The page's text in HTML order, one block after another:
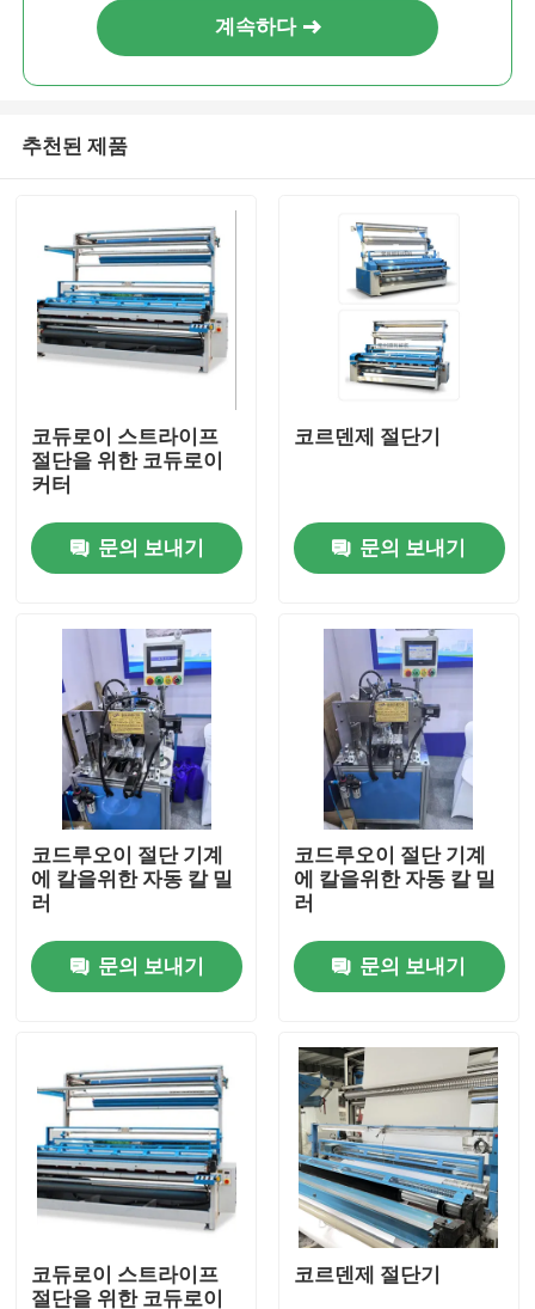
제품
우리에 대하여
공장 여행
품질 관리
문의하기
소식
인용문을 요구하세요
코르덴제 절단기
직물 그을음 기계
계속하다
추천된 제품
코듀로이 스트라이프
절단을 위한 코듀로이
커터
문의 보내기
코르덴제 절단기
문의 보내기
코드루오이 절단 기계
에 칼을위한 자동 칼 밀
러
문의 보내기
코드루오이 절단 기계
에 칼을위한 자동 칼 밀
러
문의 보내기
코듀로이 스트라이프
절단을 위한 코듀로이
코르덴제 절단기